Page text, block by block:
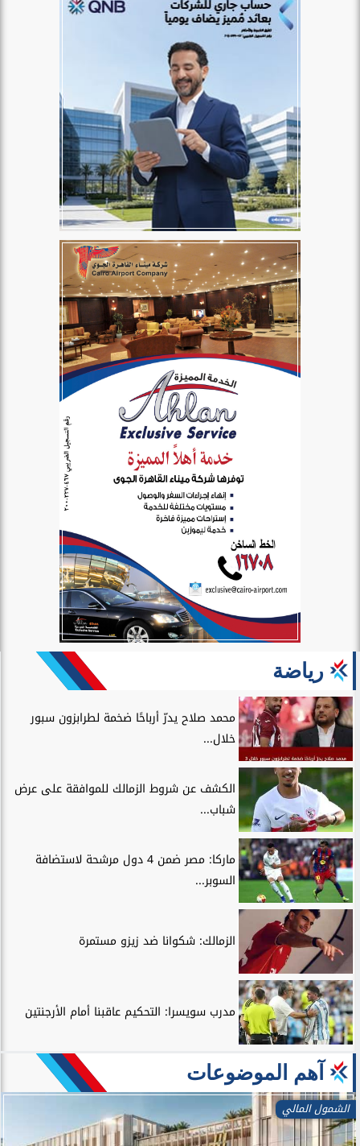
رياضة
محمد صلاح يدرّ أرباحًا ضخمة لطرابزون سبور
خلال...
الكشف عن شروط الزمالك للموافقة على عرض
شباب...
ماركا: مصر ضمن 4 دول مرشحة لاستضافة
السوبر...
الزمالك: شكوانا ضد زيزو مستمرة
مدرب سويسرا: التحكيم عاقبنا أمام الأرجنتين
آهم الموضوعات
الشمول المالي